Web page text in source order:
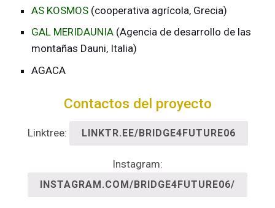
AS KOSMOS (cooperativa agrícola, Grecia)
GAL MERIDAUNIA (Agencia de desarrollo de las
montañas Dauni, Italia)
AGACA​
Contactos del proyecto
Linktree: LINKTR.EE/BRIDGE4FUTURE06
Instagram:
INSTAGRAM.COM/BRIDGE4FUTURE06/